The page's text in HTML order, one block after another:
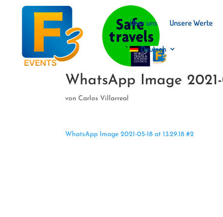
Über uns Unsere Werte
Deutsch
WhatsApp Image 2021-
vonCarlos Villarreal
WhatsApp Image 2021-05-18 at 13.29.18 #2